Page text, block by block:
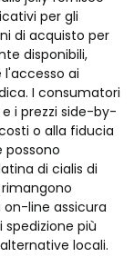
per gli
di acquisto per
disponibili,
ai
I consumatori
i prezzi side-by-
o alla fiducia
possono
di cialis di
line assicura
più
locali.